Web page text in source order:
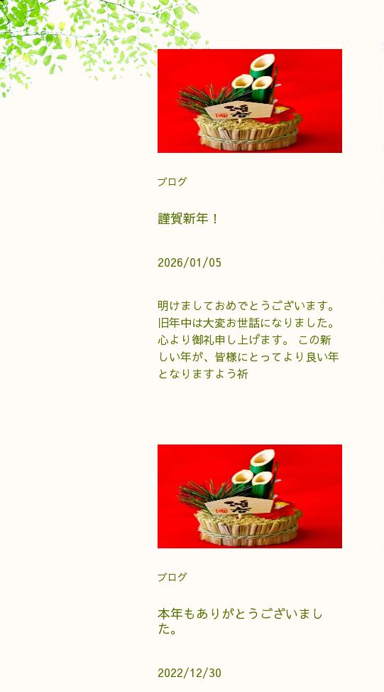
ブログ
謹賀新年！
2026/01/05
明けましておめでとうございます。
旧年中は大変お世話になりました。
心より御礼申し上げます。 この新
しい年が、皆様にとってより良い年
となりますよう祈
ブログ
本年もありがとうございまし
た。
2022/12/30